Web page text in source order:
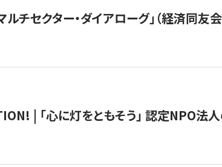
チセクター・ダイアローグ」（経済同友
| 「心に灯をともそう」 認定NPO法